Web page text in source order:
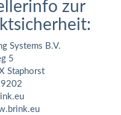
zur
Systems B.V.
5
Staphorst